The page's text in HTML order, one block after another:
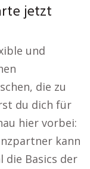
jetzt
und
die zu
du dich für
hier vorbei:
kann
die Basics der